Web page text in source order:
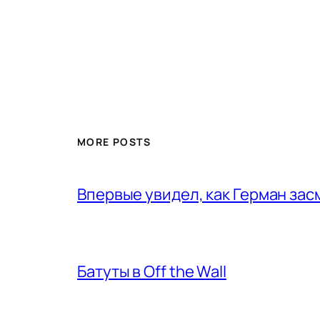
MORE POSTS
Впервые увидел, как Герман
Батуты в Off the Wall